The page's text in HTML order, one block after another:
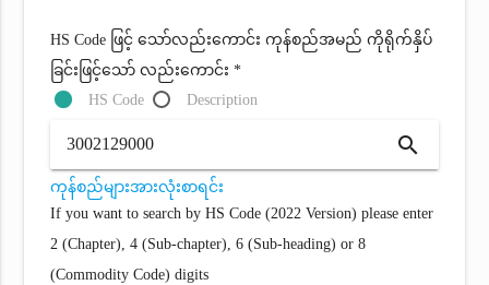
HS Code ဖြင့် သော်လည်းကောင်း ကုန်စည်အမည် ကိုရိုက်နှိပ်
ခြင်းဖြင့်သော် လည်းကောင်း *
HS Code
Description
search
ကုန်စည်များအားလုံးစာရင်း
If you want to search by HS Code (2022 Version) please enter
2 (Chapter), 4 (Sub-chapter), 6 (Sub-heading) or 8
(Commodity Code) digits